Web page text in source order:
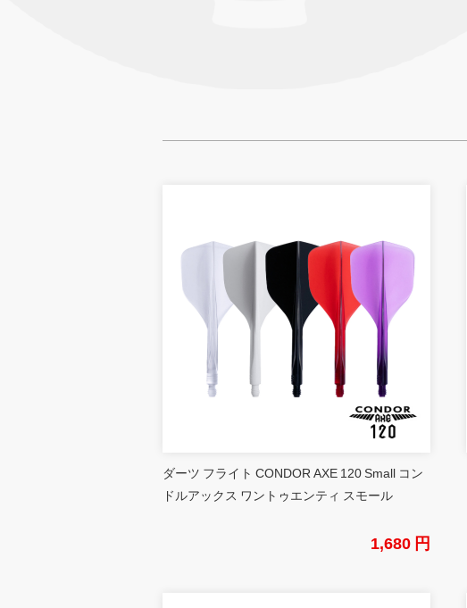
ダーツ フライト CONDOR AXE 120 Small コン
ドルアックス ワントゥエンティ スモール
1,680 円